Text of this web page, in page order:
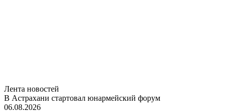
Лента новостей
В Астрахани стартовал юнармейский форум
06.08.2026